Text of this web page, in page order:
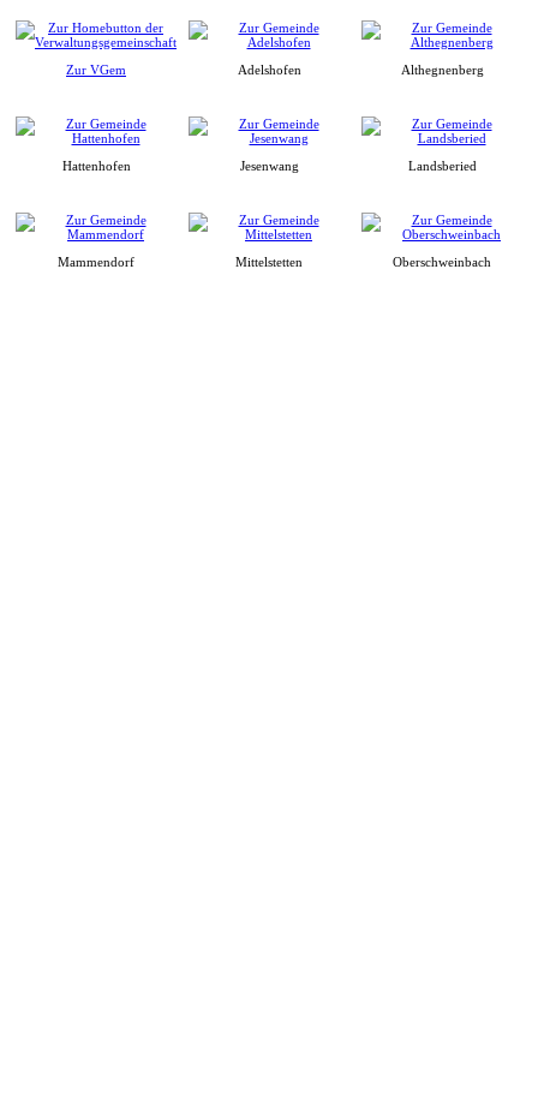
Zur VGem Adelshofen Althegnenberg
Hattenhofen Jesenwang Landsberied
Mammendorf Mittelstetten Oberschweinbach